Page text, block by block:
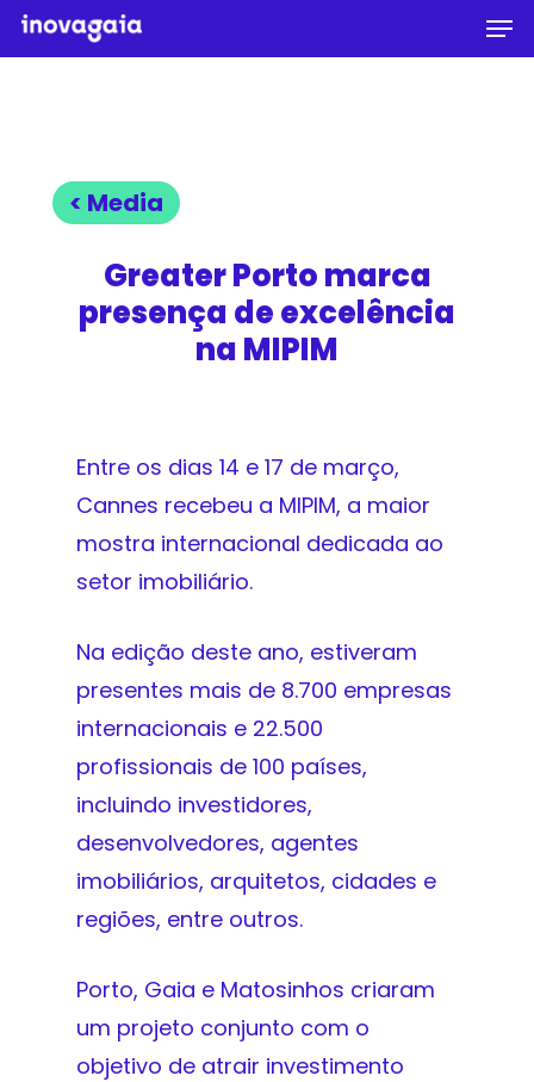
Skip
to
< Media
Greater Porto marca
presença de excelência
na MIPIM
Entre os dias 14 e 17 de março,
Cannes recebeu a MIPIM, a maior
mostra internacional dedicada ao
setor imobiliário.
Na edição deste ano, estiveram
presentes mais de 8.700 empresas
internacionais e 22.500
profissionais de 100 países,
incluindo investidores,
desenvolvedores, agentes
imobiliários, arquitetos, cidades e
regiões, entre outros.
Porto, Gaia e Matosinhos criaram
um projeto conjunto com o
objetivo de atrair investimento